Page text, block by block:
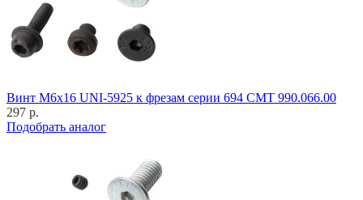
Винт M6x16 UNI-5925 к фрезам серии 694 CMT 990.066.00
297 р.
Подобрать аналог